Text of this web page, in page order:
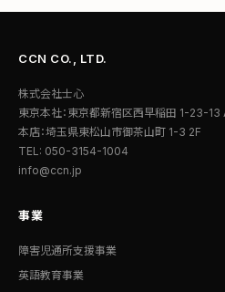
CCN CO., LTD.
株式会社士心
東京本社：東京都新宿区西早稲田 1-23-13
本店：埼玉県東松山市御茶山町 1-3 2F
TEL: 050-3154-1004
info@ccn.jp
事業
障害児通所支援事業
英語教育事業